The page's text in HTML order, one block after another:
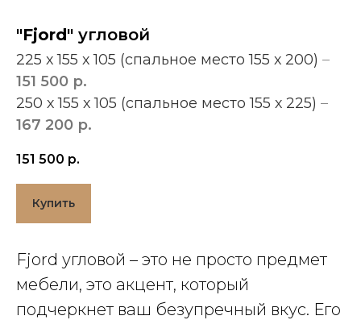
"Fjord" угловой
225 х 155 х 105 (спальное место 155 х 200) –
151 500 р.
250 х 155 х 105 (спальное место 155 х 225) –
167 200 р.
151 500 р.
Купить
Fjord угловой – это не просто предмет
мебели, это акцент, который
подчеркнет ваш безупречный вкус. Его